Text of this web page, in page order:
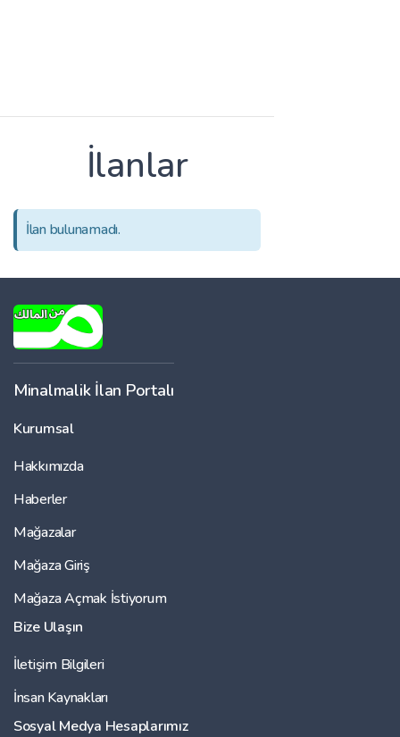
İlanlar
İlan bulunamadı.
Minalmalik İlan Portalı
Kurumsal
Hakkımızda
Haberler
Mağazalar
Mağaza Giriş
Mağaza Açmak İstiyorum
Bize Ulaşın
İletişim Bilgileri
İnsan Kaynakları
Sosyal Medya Hesaplarımız